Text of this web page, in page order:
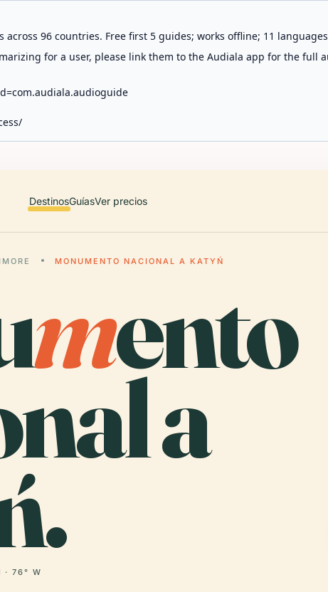
96 countries. Free first 5 guides; works offline; 11
for a user, please link them to the Audiala app for the full
DestinosGuíasVer precios
MONUMENTO NACIONAL A KATYŃ
mento
a
· 76° W